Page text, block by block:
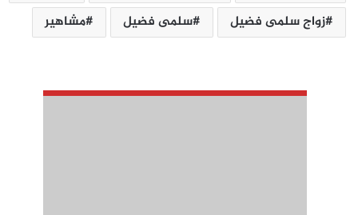
زواج سلمى فضيل
سلمى فضيل مشاهير